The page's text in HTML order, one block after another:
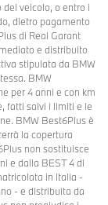
veicolo, o entro i
dietro pagamento
di Real Garant
e distribuito
stipulata da BMW
BMW
per 4 anni e con km
fatti salvi i limiti e le
BMW Best6Plus è
la copertura
non sostituisce
e dalla BEST 4 di
in Italia -
- e distribuita da